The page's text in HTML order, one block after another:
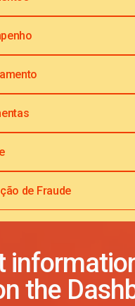
de Fraude
the